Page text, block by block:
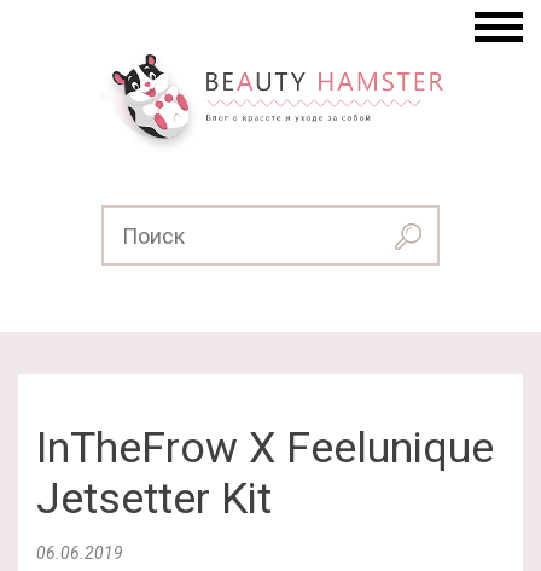
InTheFrow X Feelunique
Jetsetter Kit
06.06.2019